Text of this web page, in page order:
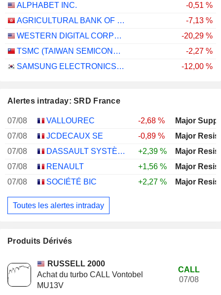
ALPHABET INC.
-0,51 %
AGRICULTURAL BANK OF CHINA LIMITED
-7,13 %
WESTERN DIGITAL CORPORATION
-20,29 %
TSMC (TAIWAN SEMICONDUCTOR MANUFACTURING COMPANY)
-2,27 %
SAMSUNG ELECTRONICS CO., LTD.
-12,00 %
Alertes intraday: SRD France
07/08 VALLOUREC -2,68 %
Major
07/08
JCDECAUX SE -0,89 %
Major
07/08
DASSAULT SYSTÈMES SE +2,39 %
Major
07/08
RENAULT +1,56 %
Major
07/08
SOCIÉTÉ BIC +2,27 % Major
Toutes les alertes intraday
Produits Dérivés
RUSSELL 2000
Achat du turbo CALL Vontobel
MU13V
CALL
07/08